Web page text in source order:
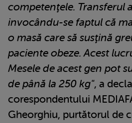
competenţele. Transferul
invocându-se faptul că
o masă care să susţină
paciente obeze. Acest
Mesele de acest gen pot
de până la 250 kg", a
corespondentului
Gheorghiu, purtătorul de